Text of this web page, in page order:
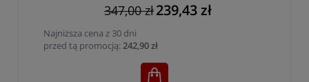
347,00 zł239,43 zł
Najniższa cena z 30 dni
przed tą promocją:242,90 zł